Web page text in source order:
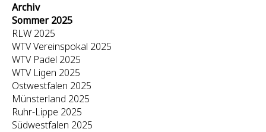
Archiv
Sommer 2025
RLW 2025
WTV Vereinspokal 2025
WTV Padel 2025
WTV Ligen 2025
Ostwestfalen 2025
Münsterland 2025
Ruhr-Lippe 2025
Südwestfalen 2025